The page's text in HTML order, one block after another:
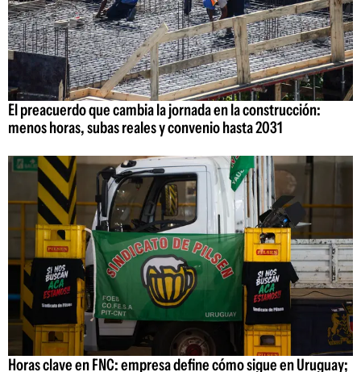
El preacuerdo que cambia la jornada en la construcción:
menos horas, subas reales y convenio hasta 2031
Horas clave en FNC: empresa define cómo sigue en Uruguay;